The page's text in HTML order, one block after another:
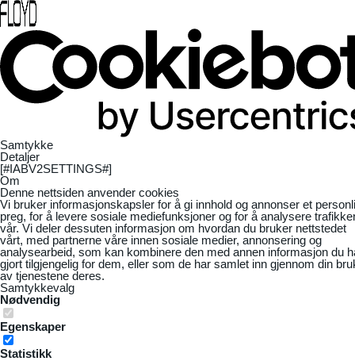
Samtykke
Detaljer
[#IABV2SETTINGS#]
Om
Denne nettsiden anvender cookies
Vi bruker informasjonskapsler for å gi innhold og annonser et
preg, for å levere sosiale mediefunksjoner og for å analysere
vår. Vi deler dessuten informasjon om hvordan du bruker nettstedet
vårt, med partnerne våre innen sosiale medier, annonsering og
analysearbeid, som kan kombinere den med annen informasjon du
gjort tilgjengelig for dem, eller som de har samlet inn gjennom din
av tjenestene deres.
Samtykkevalg
Nødvendig
Egenskaper
Statistikk